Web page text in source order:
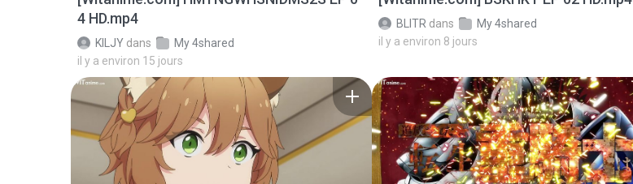
4 HD.mp4
KILJY dans
My 4shared
il y a environ 15 jours
BLITR dans
My 4shared
il y a environ 8 jours